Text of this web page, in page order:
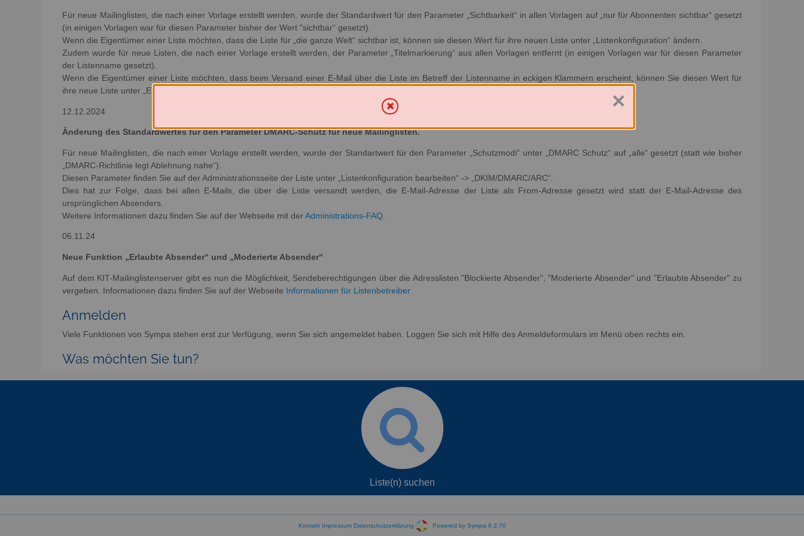
Für neue Mailinglisten, die nach einer Vorlage erstellt werden, wurde der Standardwert für den Parameter „Sichtbarkeit“ in allen Vorlagen auf „nur für Abonnenten sichtbar“ gesetzt
(in einigen Vorlagen war für diesen Parameter bisher der Wert "sichtbar“ gesetzt).
Wenn die Eigentümer einer Liste möchten, dass die Liste für „die ganze Welt“ sichtbar ist, können sie diesen Wert für ihre neuen Liste unter „Listenkonfiguration“ ändern.
Zudem wurde für neue Listen, die nach einer Vorlage erstellt werden, der Parameter „Titelmarkierung“ aus allen Vorlagen entfernt (in einigen Vorlagen war für diesen Parameter
der Listenname gesetzt).
Wenn die Eigentümer einer Liste möchten, dass beim Versand einer E-Mail über die Liste im Betreff der Listenname in eckigen Klammern erscheint, können Sie diesen Wert für
ihre neue Liste unter „Einstellungen zum Senden/Entfernen“ setzen.
12.12.2024
Änderung des Standardwertes für den Parameter DMARC-Schutz für neue Mailinglisten.
Für neue Mailinglisten, die nach einer Vorlage erstellt werden, wurde der Standartwert für den Parameter „Schutzmodi“ unter „DMARC Schutz“ auf „alle“ gesetzt (statt wie bisher
„DMARC-Richtlinie legt Ablehnung nahe“).
Diesen Parameter finden Sie auf der Administrationsseite der Liste unter „Listenkonfiguration bearbeiten“ -> „DKIM/DMARC/ARC“.
Dies hat zur Folge, dass bei allen E-Mails, die über die Liste versandt werden, die E-Mail-Adresse der Liste als From-Adresse gesetzt wird statt der E-Mail-Adresse des
ursprünglichen Absenders.
Weitere Informationen dazu finden Sie auf der Webseite mit der Administrations-FAQ.
06.11.24
Neue Funktion „Erlaubte Absender“ und „Moderierte Absender“
Auf dem KIT-Mailinglistenserver gibt es nun die Möglichkeit, Sendeberechtigungen über die Adresslisten "Blockierte Absender", "Moderierte Absender" und "Erlaubte Absender" zu
vergeben. Informationen dazu finden Sie auf der Webseite Informationen für Listenbetreiber
Anmelden
Viele Funktionen von Sympa stehen erst zur Verfügung, wenn Sie sich angemeldet haben. Loggen Sie sich mit Hilfe des Anmeldeformulars im Menü oben rechts ein.
Was möchten Sie tun?
Liste(n) suchen
Kontakt Impressum Datenschutzerklärung Powered by Sympa 6.2.70
×